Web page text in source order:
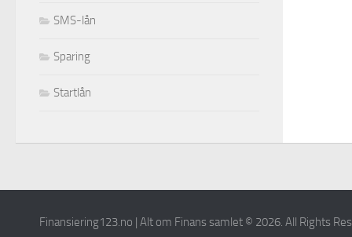
SMS-lån
Sparing
Startlån
Finansiering123.no | Alt om Finans samlet © 2026. All Rights